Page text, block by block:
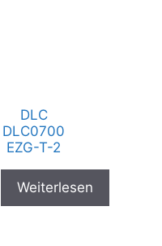
DLC
DLC0700
EZG-T-2
Weiterlesen